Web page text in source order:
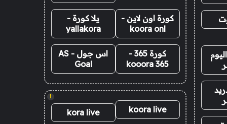
كورة اون لاين -
koora onl
يلا كورة -
yallakora
كورة 365 -
kooora 365
اس جول - AS
Goal
!
koora live
kora live